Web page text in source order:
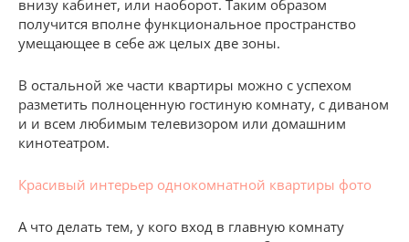
внизу кабинет, или наоборот. Таким образом
получится вполне функциональное пространство
умещающее в себе аж целых две зоны.
В остальной же части квартиры можно с успехом
разметить полноценную гостиную комнату, с диваном
и и всем любимым телевизором или домашним
кинотеатром.
Красивый интерьер однокомнатной квартиры фото
А что делать тем, у кого вход в главную комнату